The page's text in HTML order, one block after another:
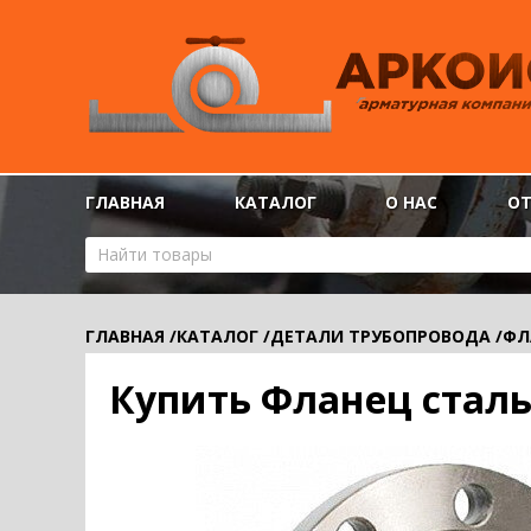
ГЛАВНАЯ КАТАЛОГ О НАС
ГЛАВНАЯ /КАТАЛОГ /ДЕТАЛИ ТРУБОПРОВОДА /
Купить Фланец